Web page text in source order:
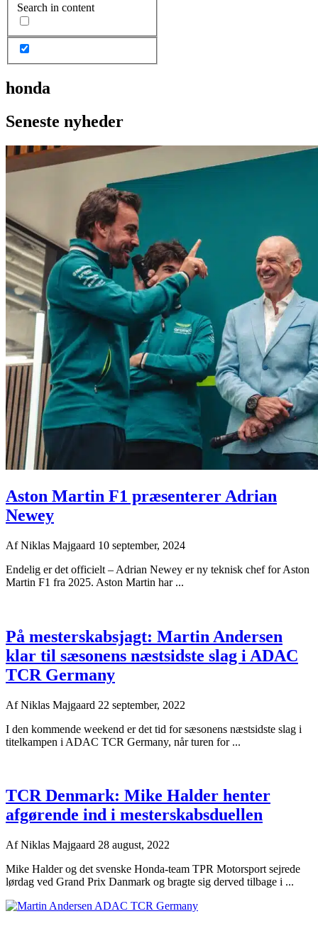
Search in content
honda
Seneste nyheder
Aston Martin F1 præsenterer Adrian
Newey
AfNiklas Majgaard 10 september, 2024
Endelig er det officielt – Adrian Newey er ny teknisk chef for Aston
Martin F1 fra 2025. Aston Martin har ...
På mesterskabsjagt: Martin Andersen
klar til sæsonens næstsidste slag i ADAC
TCR Germany
AfNiklas Majgaard 22 september, 2022
I den kommende weekend er det tid for sæsonens næstsidste slag i
titelkampen i ADAC TCR Germany, når turen for ...
TCR Denmark: Mike Halder henter
afgørende ind i mesterskabsduellen
AfNiklas Majgaard 28 august, 2022
Mike Halder og det svenske Honda-team TPR Motorsport sejrede
lørdag ved Grand Prix Danmark og bragte sig derved tilbage i ...